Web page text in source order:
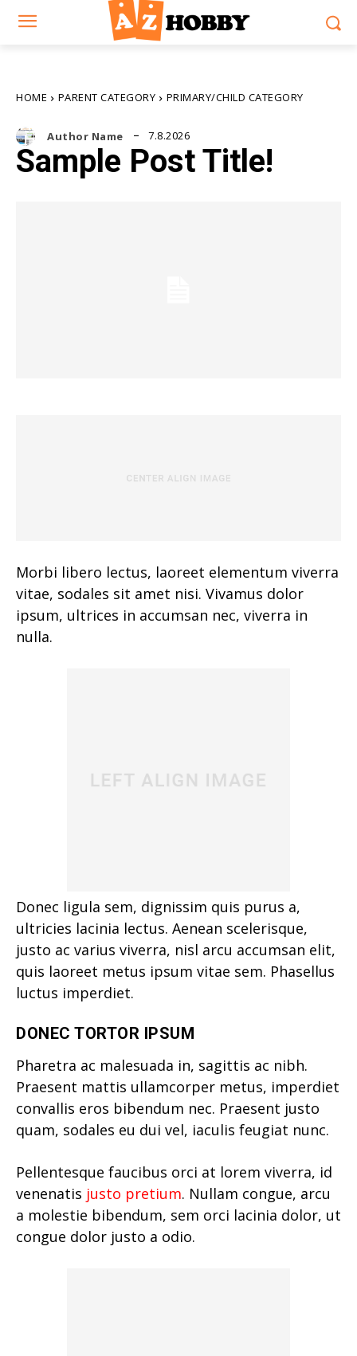
HOME PARENT CATEGORY PRIMARY/CHILD CATEGORY
Author Name 7.8.2026
Sample Post Title!
Morbi libero lectus, laoreet elementum viverra
vitae, sodales sit amet nisi. Vivamus dolor
ipsum, ultrices in accumsan nec, viverra in
nulla.
Donec ligula sem, dignissim quis purus a,
ultricies lacinia lectus. Aenean scelerisque,
justo ac varius viverra, nisl arcu accumsan elit,
quis laoreet metus ipsum vitae sem. Phasellus
luctus imperdiet.
DONEC TORTOR IPSUM
Pharetra ac malesuada in, sagittis ac nibh.
Praesent mattis ullamcorper metus, imperdiet
convallis eros bibendum nec. Praesent justo
quam, sodales eu dui vel, iaculis feugiat nunc.
Pellentesque faucibus orci at lorem viverra, id
venenatis justo pretium. Nullam congue, arcu
a molestie bibendum, sem orci lacinia dolor, ut
congue dolor justo a odio.